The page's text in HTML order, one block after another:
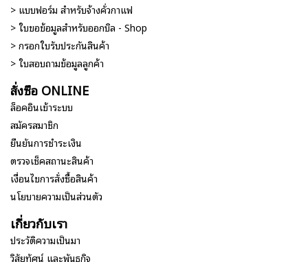
> แบบฟอร์ม สำหรับจ้างคั่วกาแฟ
> ใบขอข้อมูลสำหรับออกบิล - Shop
> กรอกใบรับประกันสินค้า
> ใบสอบถามข้อมูลลูกค้า
สั่งซื้อ ONLINE
ล็อคอินเข้าระบบ
สมัครสมาชิก
ยืนยันการชำระเงิน
ตรวจเช็คสถานะสินค้า
เงื่อนไขการสั่งซื้อสินค้า
นโยบายความเป็นส่วนตัว
เกี่ยวกับเรา
ประวัติความเป็นมา
วิสัยทัศน์ และพันธกิจ